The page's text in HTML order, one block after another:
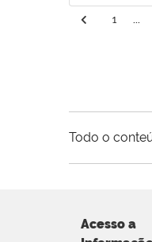
1
Todo o
Acesso a